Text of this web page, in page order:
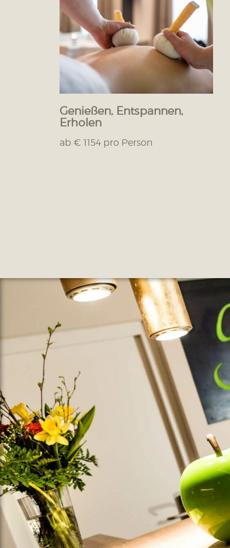
Genießen, Entspannen,
Erholen
ab € 1154 pro Person